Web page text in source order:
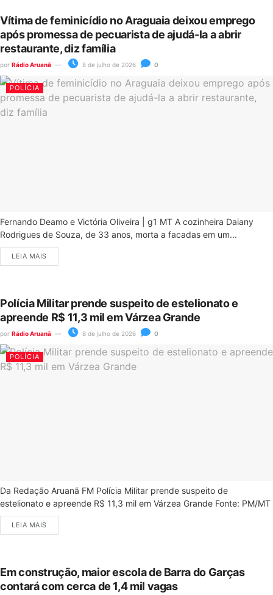
Vítima de feminicídio no Araguaia deixou emprego
após promessa de pecuarista de ajudá-la a abrir
restaurante, diz família
por Rádio Aruanã 8 de julho de 2026 0
POLÍCIA
Fernando Deamo e Victória Oliveira | g1 MT A cozinheira Daiany
Rodrigues de Souza, de 33 anos, morta a facadas em um...
LEIA MAIS
Polícia Militar prende suspeito de estelionato e
apreende R$ 11,3 mil em Várzea Grande
por Rádio Aruanã 8 de julho de 2026 0
POLÍCIA
Da Redação Aruanã FM Polícia Militar prende suspeito de
estelionato e apreende R$ 11,3 mil em Várzea Grande Fonte: PM/MT
LEIA MAIS
Em construção, maior escola de Barra do Garças
contará com cerca de 1,4 mil vagas